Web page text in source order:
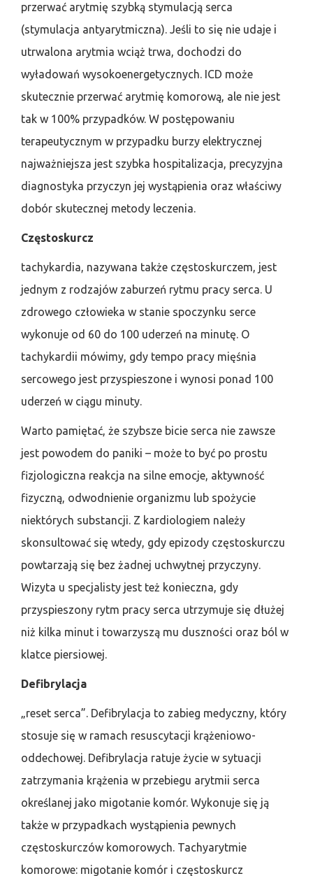
przerwać arytmię szybką stymulacją serca
(stymulacja antyarytmiczna). Jeśli to się nie udaje i
utrwalona arytmia wciąż trwa, dochodzi do
wyładowań wysokoenergetycznych. ICD może
skutecznie przerwać arytmię komorową, ale nie jest
tak w 100% przypadków. W postępowaniu
terapeutycznym w przypadku burzy elektrycznej
najważniejsza jest szybka hospitalizacja, precyzyjna
diagnostyka przyczyn jej wystąpienia oraz właściwy
dobór skutecznej metody leczenia.
Częstoskurcz
tachykardia, nazywana także częstoskurczem, jest
jednym z rodzajów zaburzeń rytmu pracy serca. U
zdrowego człowieka w stanie spoczynku serce
wykonuje od 60 do 100 uderzeń na minutę. O
tachykardii mówimy, gdy tempo pracy mięśnia
sercowego jest przyspieszone i wynosi ponad 100
uderzeń w ciągu minuty.
Warto pamiętać, że szybsze bicie serca nie zawsze
jest powodem do paniki – może to być po prostu
fizjologiczna reakcja na silne emocje, aktywność
fizyczną, odwodnienie organizmu lub spożycie
niektórych substancji. Z kardiologiem należy
skonsultować się wtedy, gdy epizody częstoskurczu
powtarzają się bez żadnej uchwytnej przyczyny.
Wizyta u specjalisty jest też konieczna, gdy
przyspieszony rytm pracy serca utrzymuje się dłużej
niż kilka minut i towarzyszą mu duszności oraz ból w
klatce piersiowej.
Defibrylacja
„reset serca”. Defibrylacja to zabieg medyczny, który
stosuje się w ramach resuscytacji krążeniowo-
oddechowej. Defibrylacja ratuje życie w sytuacji
zatrzymania krążenia w przebiegu arytmii serca
określanej jako migotanie komór. Wykonuje się ją
także w przypadkach wystąpienia pewnych
częstoskurczów komorowych. Tachyarytmie
komorowe: migotanie komór i częstoskurcz